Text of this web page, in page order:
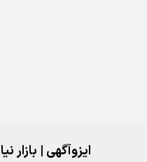
ایزوآگهی | بازار